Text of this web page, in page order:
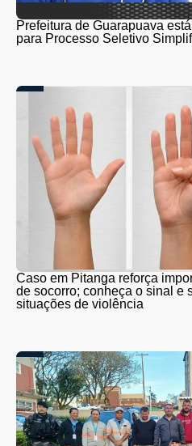
Prefeitura de Guarapuava
para Processo Seletivo
Caso em Pitanga reforça
de socorro; conheça o sinal e
situações de violência